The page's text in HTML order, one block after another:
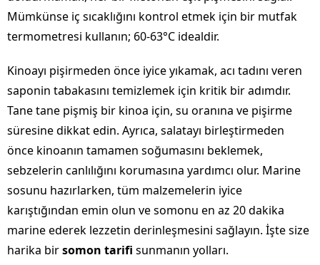
Mümkünse iç sıcaklığını kontrol etmek için bir mutfak
termometresi kullanın; 60-63°C idealdir.
Kinoayı pişirmeden önce iyice yıkamak, acı tadını veren
saponin tabakasını temizlemek için kritik bir adımdır.
Tane tane pişmiş bir kinoa için, su oranına ve pişirme
süresine dikkat edin. Ayrıca, salatayı birleştirmeden
önce kinoanın tamamen soğumasını beklemek,
sebzelerin canlılığını korumasına yardımcı olur. Marine
sosunu hazırlarken, tüm malzemelerin iyice
karıştığından emin olun ve somonu en az 20 dakika
marine ederek lezzetin derinleşmesini sağlayın. İşte size
harika birsomon tarifi sunmanın yolları.